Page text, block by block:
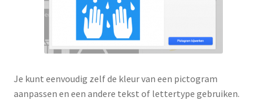
Je kunt eenvoudig zelf de kleur van een pictogram
aanpassen en een andere tekst of lettertype gebruiken.